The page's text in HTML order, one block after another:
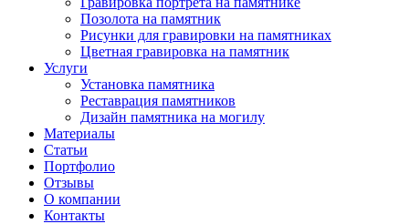
Позолота на памятник
Рисунки для гравировки на памятниках
Цветная гравировка на памятник
Услуги
Установка памятника
Реставрация памятников
Дизайн памятника на могилу
Материалы
Статьи
Портфолио
Отзывы
О компании
Контакты